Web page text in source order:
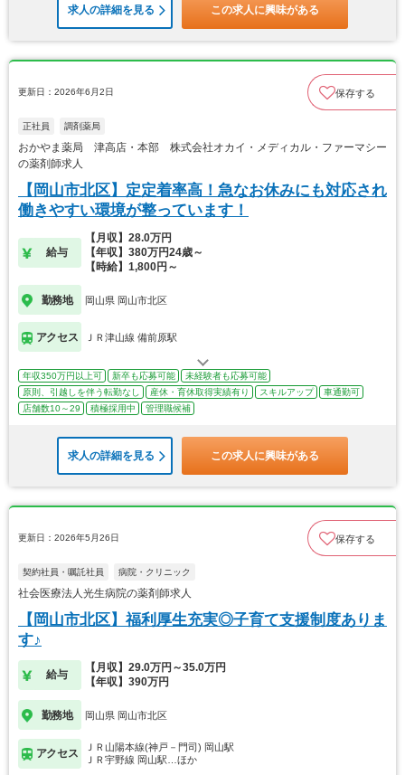
求人の詳細を見る この求人に興味がある
更新日：2026年6月2日 保存する
正社員 調剤薬局
おかやま薬局 津高店・本部 株式会社オカイ・メディカル・ファーマシー
の薬剤師求人
【岡山市北区】定定着率高！急なお休みにも対応され
働きやすい環境が整っています！
給与
【月収】28.0万円
【年収】380万円24歳～
【時給】1,800円～
勤務地 岡山県 岡山市北区
アクセス ＪＲ津山線 備前原駅
年収350万円以上可 新卒も応募可能
未経験者も応募可能
原則、引越しを伴う転勤なし
産休・育休取得実績有り スキルアップ
車通勤可
店舗数10～29
積極採用中 管理職候補
求人の詳細を見る この求人に興味がある
更新日：2026年5月26日 保存する
契約社員・嘱託社員 病院・クリニック
社会医療法人光生病院の薬剤師求人
【岡山市北区】福利厚生充実◎子育て支援制度ありま
す♪
給与
【月収】29.0万円～35.0万円
【年収】390万円
勤務地 岡山県 岡山市北区
アクセス
ＪＲ山陽本線(神戸－門司) 岡山駅
ＪＲ宇野線 岡山駅…ほか